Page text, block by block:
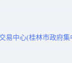
易中心(桂林市政府